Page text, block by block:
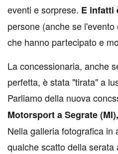
eventi e sorprese. E infatti
persone (anche se
che hanno partecipato e
La concessionaria, anche
perfetta, è stata "tirata" a
Parliamo della nuova
Motorsport a Segrate
Nella galleria fotografica in
qualche scatto della serata